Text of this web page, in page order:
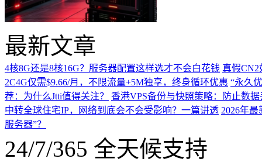
最新文章
4核8G还是8核16G？服务器配置这样选才不会白花钱 真假CN2
2C4G仅需$9.66/月，不限流量+5M独享，终身循环优惠 “永久
荐：为什么Jtti值得关注？
香港VPS备份与快照策略：防止数
中转全球住宅IP，网络到底会不会受影响？一篇讲透 2026年
服务器”？
24/7/365 全天候支持